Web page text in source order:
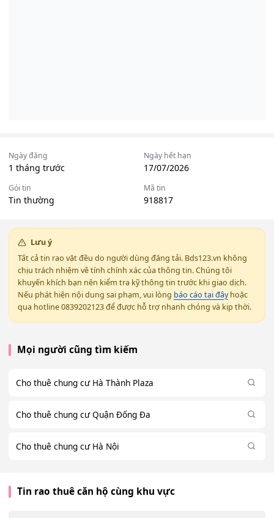
Ngày đăng
1 tháng trước
Ngày hết hạn
17/07/2026
Gói tin
Tin thường
Mã tin
918817
Lưu ý
Tất cả tin rao vặt đều do người dùng đăng tải. Bds123.vn không
chịu trách nhiệm về tính chính xác của thông tin. Chúng tôi
khuyến khích bạn nên kiểm tra kỹ thông tin trước khi giao dịch.
Nếu phát hiện nội dung sai phạm, vui lòng báo cáo tại đâyhoặc
qua hotline 0839202123 để được hỗ trợ nhanh chóng và kịp thời.
Mọi người cũng tìm kiếm
Cho thuê chung cư Hà Thành Plaza
Cho thuê chung cư Quận Đống Đa
Cho thuê chung cư Hà Nội
Tin rao thuê căn hộ cùng khu vực